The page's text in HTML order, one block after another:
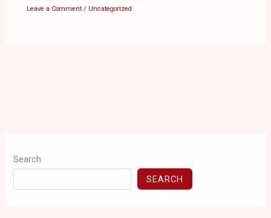
Leave a Comment / Uncategorized
Search
SEARCH